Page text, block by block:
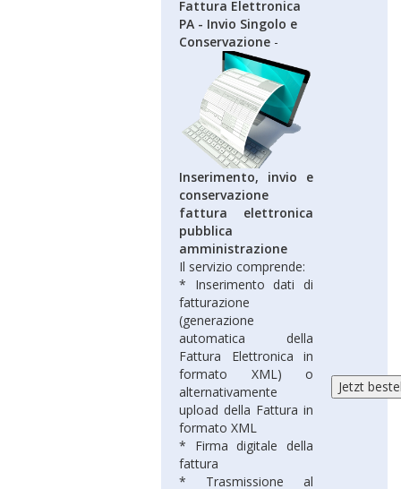
Fattura Elettronica
PA - Invio Singolo e
Conservazione -
Inserimento, invio e
conservazione
fattura elettronica
pubblica
amministrazione
Il servizio comprende:
* Inserimento dati di
fatturazione
(generazione
automatica della
Fattura Elettronica in
formato XML) o
alternativamente
upload della Fattura in
formato XML
* Firma digitale della
fattura
* Trasmissione al